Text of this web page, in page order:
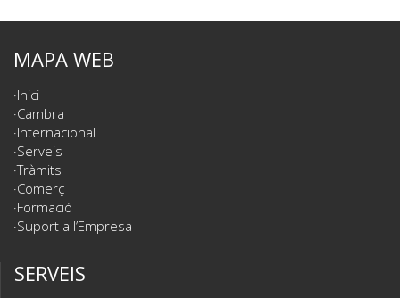
MAPA WEB
Inici
Cambra
Internacional
Serveis
Tràmits
Comerç
Formació
Suport a l’Empresa
SERVEIS